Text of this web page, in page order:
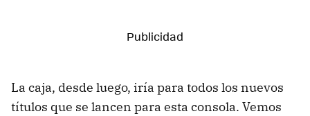
La caja, desde luego, iría para todos los nuevos
títulos que se lancen para esta consola. Vemos